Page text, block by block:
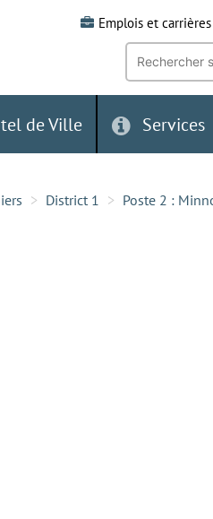
Emplois et carrières
Recherche
mot-
clé:
de Ville Services
District 1 Poste 2 :